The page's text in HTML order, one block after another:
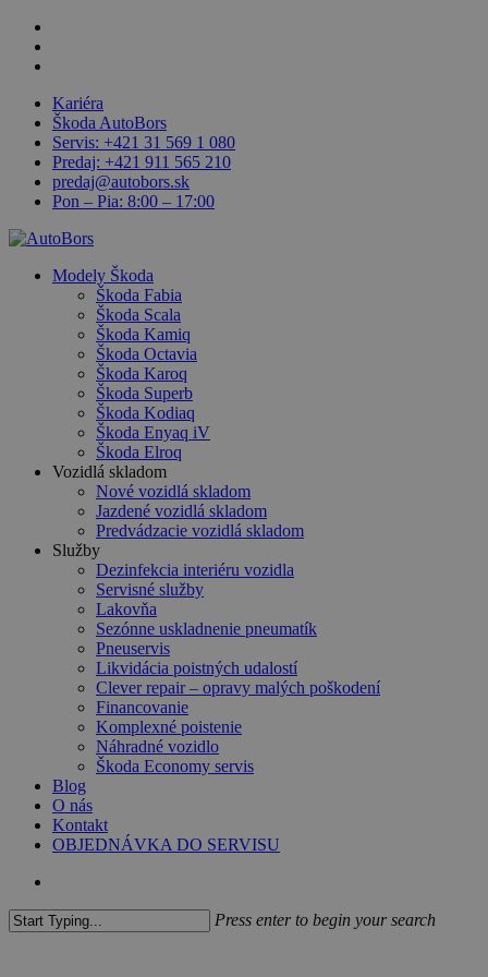
Skip
main
Kariéra
Škoda AutoBors
Servis: +421 31 569 1 080
Predaj: +421 911 565 210
predaj@autobors.sk
Pon – Pia: 8:00 – 17:00
search
Menu
Modely Škoda
Škoda Fabia
Škoda Scala
Škoda Kamiq
Škoda Octavia
Škoda Karoq
Škoda Superb
Škoda Kodiaq
Škoda Enyaq iV
Škoda Elroq
Vozidlá skladom
Nové vozidlá skladom
Jazdené vozidlá skladom
Predvádzacie vozidlá skladom
Služby
Dezinfekcia interiéru vozidla
Servisné služby
Lakovňa
Sezónne uskladnenie pneumatík
Pneuservis
Likvidácia poistných udalostí
Clever repair – opravy malých poškodení
Financovanie
Komplexné poistenie
Náhradné vozidlo
Škoda Economy servis
Blog
O nás
Kontakt
OBJEDNÁVKA DO SERVISU
Press enter to begin your search